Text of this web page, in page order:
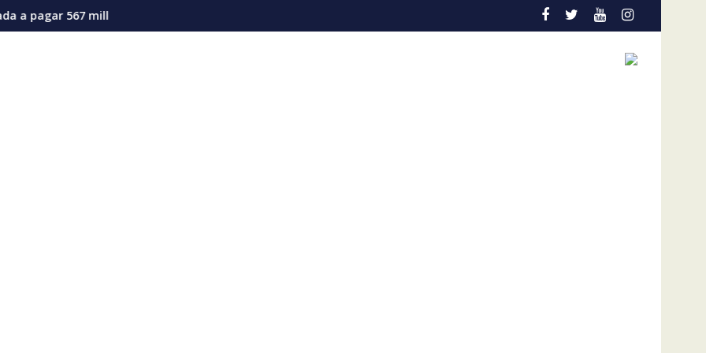
actual coyuntura
de dólares por afectaciones a la salud mental de los niños
Vozinha genera furor en su presentación en el Colo Colo de ChileGobierno y oposición de Venezuela instalan un